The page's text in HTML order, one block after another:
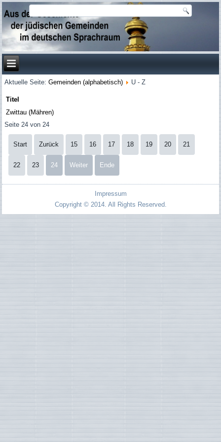
Aktuelle Seite:Gemeinden (alphabetisch) U - Z
Titel
Zwittau (Mähren)
Seite 24 von 24
Start Zurück 15 16 17 18 19 20 21
22 23 24 Weiter Ende
Impressum
Copyright © 2014. All Rights Reserved.